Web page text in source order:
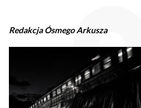
Redakcja Ósmego Arkusza